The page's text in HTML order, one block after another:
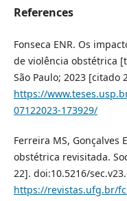
References
Fonseca ENR. Os
de violência obstétrica
São Paulo; 2023 [citado
https://
07122023-173929/
Ferreira MS, Gonçalves
obstétrica revisitada.
22]. doi:10.5216/
https://revistas.ufg.br/